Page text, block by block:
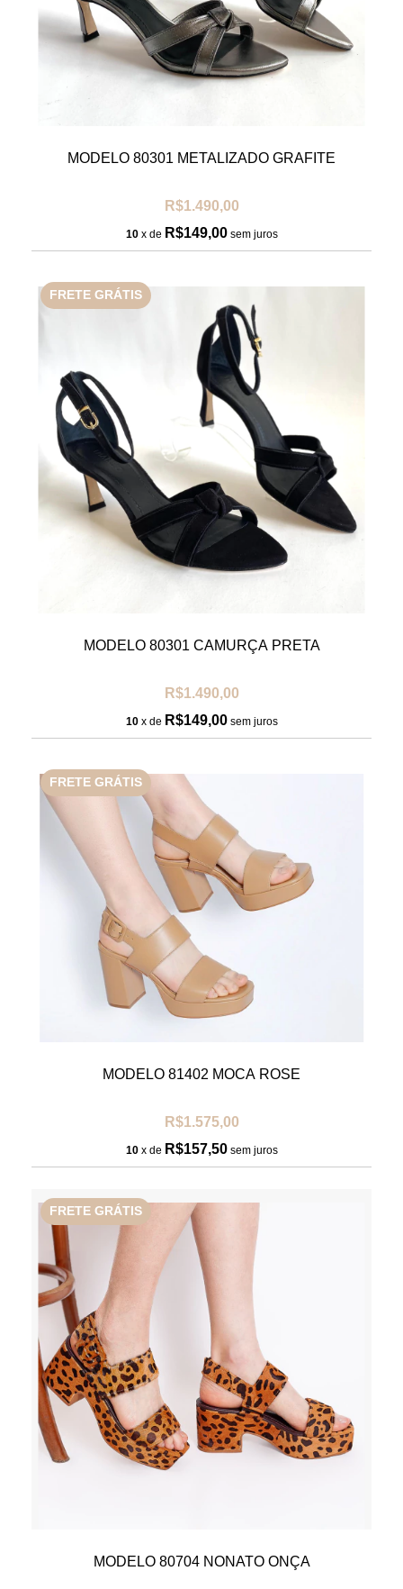
MODELO 80301 METALIZADO GRAFITE
R$1.490,00
10 x de R$149,00 sem juros
FRETE GRÁTIS
MODELO 80301 CAMURÇA PRETA
R$1.490,00
10 x de R$149,00 sem juros
FRETE GRÁTIS
MODELO 81402 MOCA ROSE
R$1.575,00
10 x de R$157,50 sem juros
FRETE GRÁTIS
MODELO 80704 NONATO ONÇA